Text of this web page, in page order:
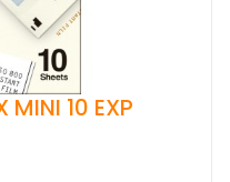
MINI 10 EXP